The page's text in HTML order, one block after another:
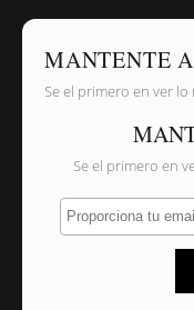
MANTENTE
Se el primero en ver lo
Se el primero en
Proporciona tu